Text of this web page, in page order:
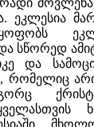
ეკლესია
სწორედ
და
რომელიც